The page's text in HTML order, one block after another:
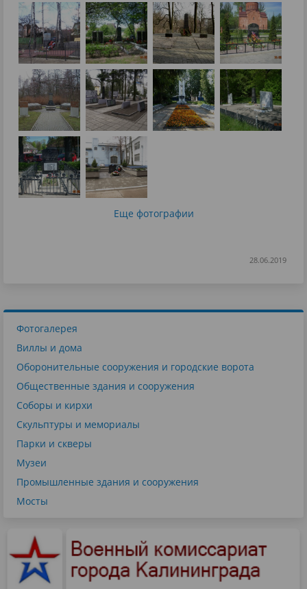
Еще фотографии
28.06.2019
Фотогалерея
Виллы и дома
Оборонительные сооружения и городские ворота
Общественные здания и сооружения
Соборы и кирхи
Скульптуры и мемориалы
Парки и скверы
Музеи
Промышленные здания и сооружения
Мосты